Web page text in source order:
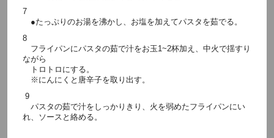
7
●たっぷりのお湯を沸かし、お塩を加えてパスタを茹でる。
8
フライパンにパスタの茹で汁をお玉1~2杯加え、中火で揺すり
ながら
トロトロにする。
※にんにくと唐辛子を取り出す。
9
パスタの茹で汁をしっかりきり、火を弱めたフライパンにい
れ、ソースと絡める。